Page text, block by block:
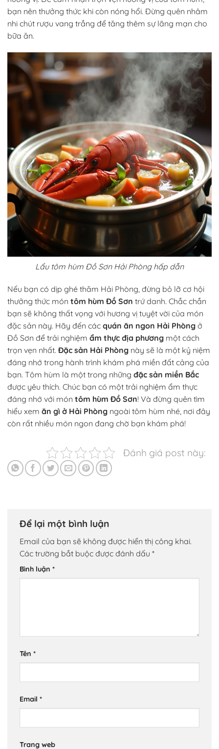
bạn nên thưởng thức khi còn nóng hổi. Đừng quên nhâm
nhi chút rượu vang trắng để tăng thêm sự lãng mạn cho
bữa ăn.
Lẩu tôm hùm Đồ Sơn Hải Phòng hấp dẫn
Nếu bạn có dịp ghé thăm Hải Phòng, đừng bỏ lỡ cơ hội
thưởng thức món tôm hùm Đồ Sơn trứ danh. Chắc chắn
bạn sẽ không thất vọng với hương vị tuyệt vời của món
đặc sản này. Hãy đến các quán ăn ngon Hải Phòng ở
Đồ Sơn để trải nghiệm ẩm thực địa phương một cách
trọn vẹn nhất. Đặc sản Hải Phòng này sẽ là một kỷ niệm
đáng nhớ trong hành trình khám phá miền đất cảng của
bạn. Tôm hùm là một trong những đặc sản miền Bắc
được yêu thích. Chúc bạn có một trải nghiệm ẩm thực
đáng nhớ với món tôm hùm Đồ Sơn! Và đừng quên tìm
hiểu xem ăn gì ở Hải Phòng ngoài tôm hùm nhé, nơi đây
còn rất nhiều món ngon đang chờ bạn khám phá!
Đánh giá post này:
Để lại một bình luận
Email của bạn sẽ không được hiển thị công khai.
Các trường bắt buộc được đánh dấu *
Bình luận *
Tên *
Email *
Trang web